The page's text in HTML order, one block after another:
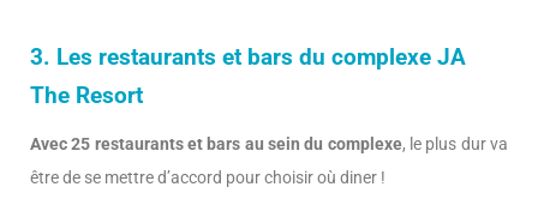
3. Les restaurants et bars du complexe JA
The Resort
Avec 25 restaurants et bars au sein du complexe, le plus dur va
être de se mettre d’accord pour choisir où diner !